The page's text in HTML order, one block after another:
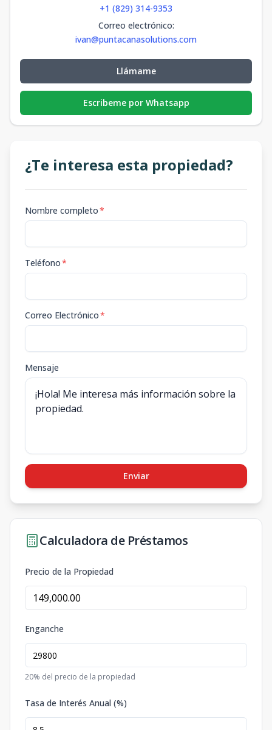
+1 (829) 314-9353
Correo electrónico:
ivan@puntacanasolutions.com
Llámame
Escribeme por Whatsapp
¿Te interesa esta propiedad?
Nombre completo*
Teléfono*
Correo Electrónico*
Mensaje
Enviar
Calculadora de Préstamos
Precio de la Propiedad
Enganche
20% del precio de la propiedad
Tasa de Interés Anual (%)